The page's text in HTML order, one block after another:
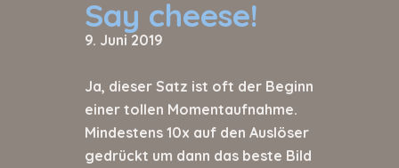
Say cheese!
9. Juni 2019
Ja, dieser Satz ist oft der Beginn
einer tollen Momentaufnahme.
Mindestens 10x auf den Auslöser
gedrückt um dann das beste Bild